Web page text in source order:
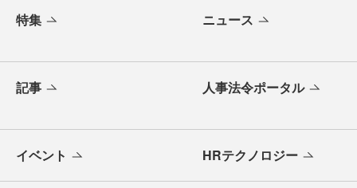
特集 ニュース
記事 人事法令ポータル
イベント HRテクノロジー